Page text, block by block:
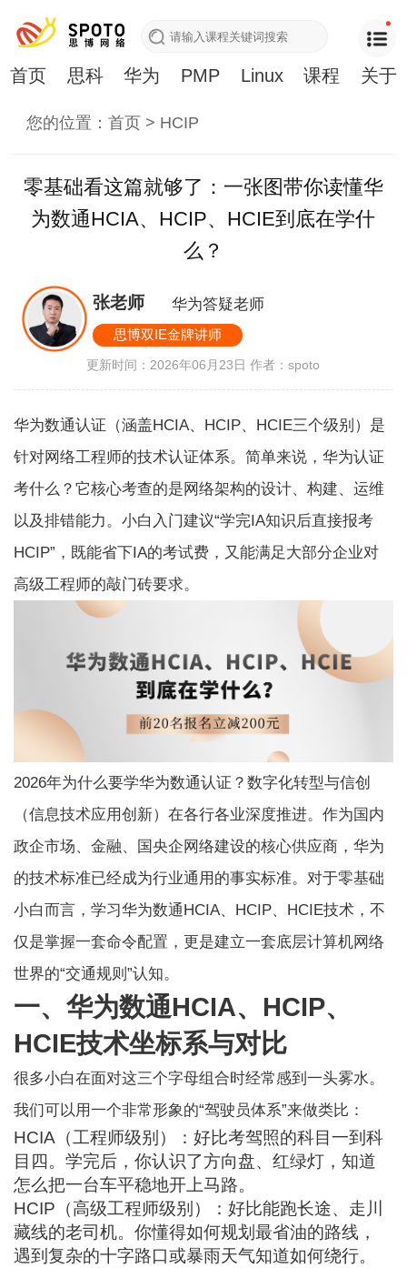
首页 思科 华为 PMP Linux 课程 关于
您的位置：首页 > HCIP
零基础看这篇就够了：一张图带你读懂华
为数通HCIA、HCIP、HCIE到底在学什
么？
张老师 华为答疑老师
思博双IE金牌讲师
更新时间：2026年06月23日作者：spoto
华为数通认证（涵盖HCIA、HCIP、HCIE三个级别）是
针对网络工程师的技术认证体系。简单来说，华为认证
考什么？它核心考查的是网络架构的设计、构建、运维
以及排错能力。小白入门建议“学完IA知识后直接报考
HCIP”，既能省下IA的考试费，又能满足大部分企业对
高级工程师的敲门砖要求。
2026年为什么要学华为数通认证？数字化转型与信创
（信息技术应用创新）在各行各业深度推进。作为国内
政企市场、金融、国央企网络建设的核心供应商，华为
的技术标准已经成为行业通用的事实标准。对于零基础
小白而言，学习华为数通HCIA、HCIP、HCIE技术，不
仅是掌握一套命令配置，更是建立一套底层计算机网络
世界的“交通规则”认知。
一、华为数通HCIA、HCIP、
HCIE技术坐标系与对比
很多小白在面对这三个字母组合时经常感到一头雾水。
我们可以用一个非常形象的“驾驶员体系”来做类比：
HCIA（工程师级别）：好比考驾照的科目一到科
目四。学完后，你认识了方向盘、红绿灯，知道
怎么把一台车平稳地开上马路。
HCIP（高级工程师级别）：好比能跑长途、走川
藏线的老司机。你懂得如何规划最省油的路线，
遇到复杂的十字路口或暴雨天气知道如何绕行。